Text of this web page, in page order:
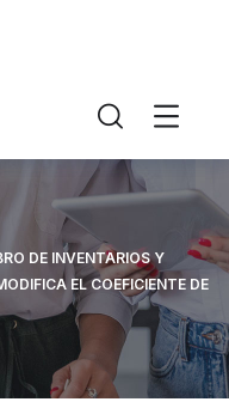
DE INVENTARIOS Y
EL COEFICIENTE DE